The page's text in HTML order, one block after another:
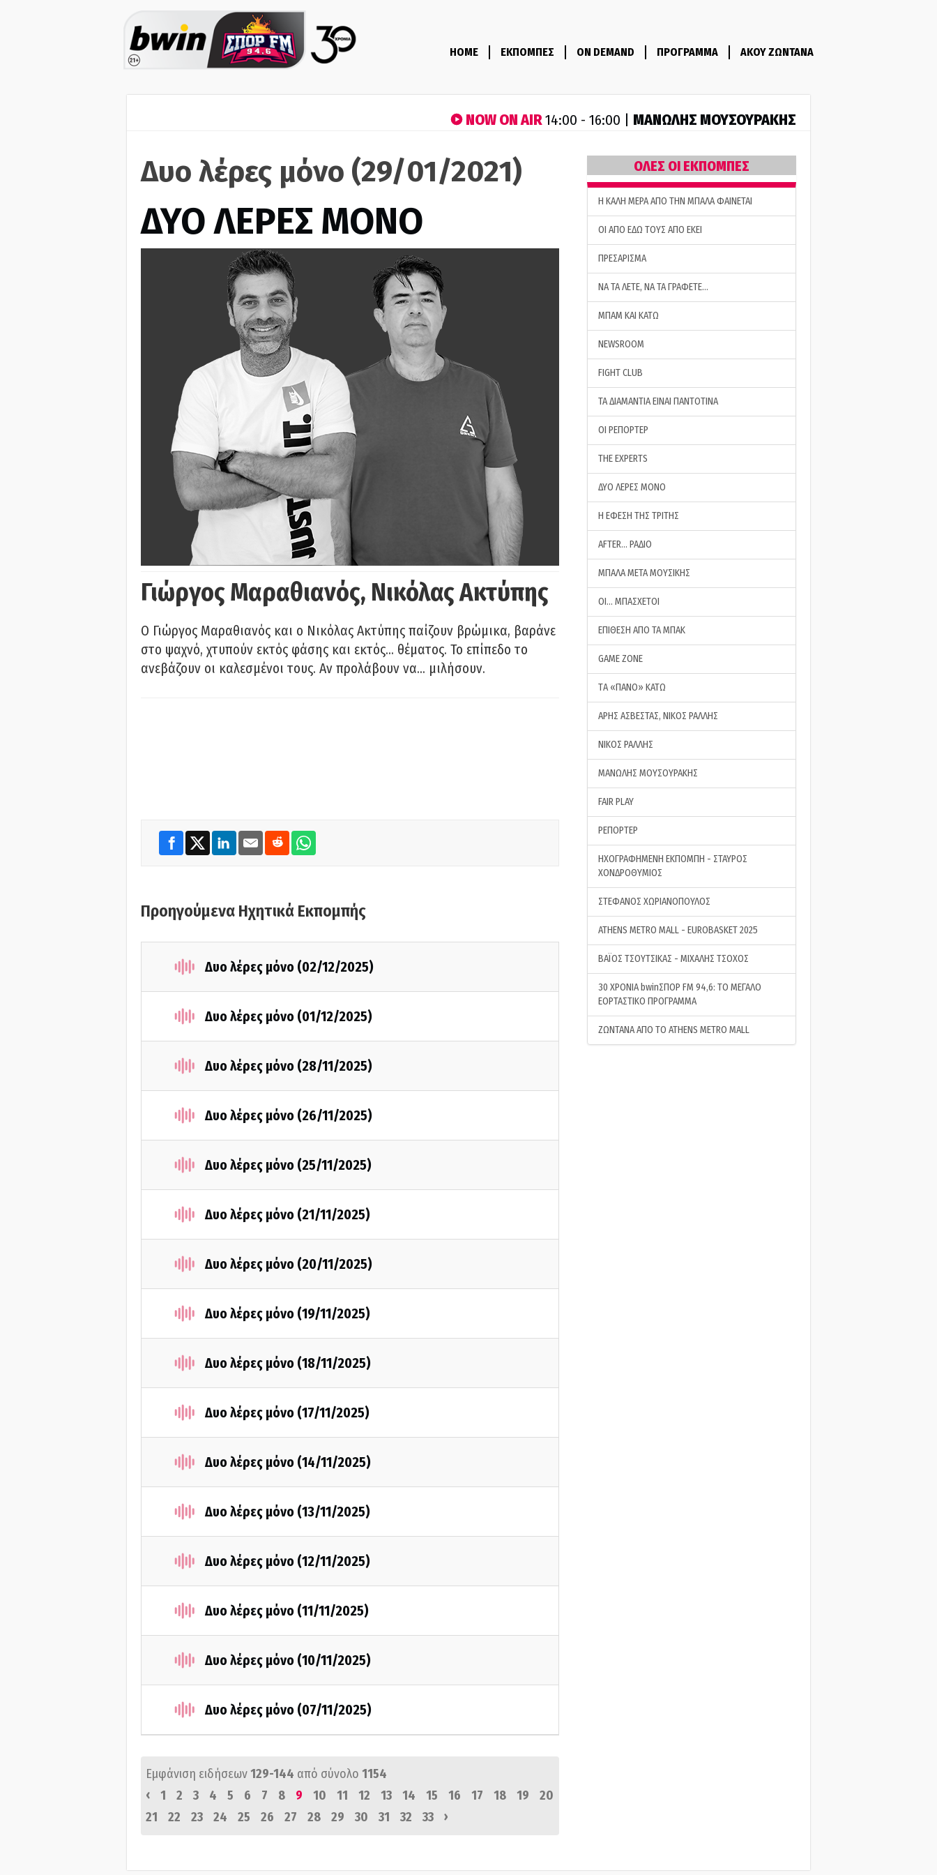
HOME ΕΚΠΟΜΠΕΣ ON DEMAND ΠΡΟΓΡΑΜΜΑ ΑΚΟΥ ΖΩΝΤΑΝΑ
NOW ON AIR14:00 - 16:00 | ΜΑΝΩΛΗΣ ΜΟΥΣΟΥΡΑΚΗΣ
Δυο λέρες μόνο (29/01/2021)
ΔΥΟ ΛΕΡΕΣ ΜΟΝΟ
Γιώργος Μαραθιανός, Νικόλας Ακτύπης
Ο Γιώργος Μαραθιανός και ο Νικόλας Ακτύπης παίζουν βρώμικα, βαράνε
στο ψαχνό, χτυπούν εκτός φάσης και εκτός… θέματος. Το επίπεδο το
ανεβάζουν οι καλεσμένοι τους. Αν προλάβουν να… μιλήσουν.
Προηγούμενα Ηχητικά Εκπομπής
Δυο λέρες μόνο (02/12/2025)
Δυο λέρες μόνο (01/12/2025)
Δυο λέρες μόνο (28/11/2025)
Δυο λέρες μόνο (26/11/2025)
Δυο λέρες μόνο (25/11/2025)
Δυο λέρες μόνο (21/11/2025)
Δυο λέρες μόνο (20/11/2025)
Δυο λέρες μόνο (19/11/2025)
Δυο λέρες μόνο (18/11/2025)
Δυο λέρες μόνο (17/11/2025)
Δυο λέρες μόνο (14/11/2025)
Δυο λέρες μόνο (13/11/2025)
Δυο λέρες μόνο (12/11/2025)
Δυο λέρες μόνο (11/11/2025)
Δυο λέρες μόνο (10/11/2025)
Δυο λέρες μόνο (07/11/2025)
Εμφάνιση ειδήσεων129-144 από σύνολο 1154
‹
1 2 3 4 5 6 7 8 9 10 11 12 13 14 15 16 17 18 19
20
21
22 23 24 25 26 27 28 29 30 31 32 33 ›
ΟΛΕΣ ΟΙ ΕΚΠΟΜΠΕΣ
H ΚΑΛΗ ΜΕΡΑ ΑΠΟ ΤΗΝ ΜΠΑΛΑ ΦΑΙΝΕΤΑΙ
ΟΙ ΑΠΟ ΕΔΩ ΤΟΥΣ ΑΠΟ ΕΚΕΙ
ΠΡΕΣΑΡΙΣΜΑ
ΝΑ ΤΑ ΛΕΤΕ, ΝΑ ΤΑ ΓΡΑΦΕΤΕ…
ΜΠΑΜ ΚΑΙ ΚΑΤΩ
NEWSROOM
FIGHT CLUB
ΤΑ ΔΙΑΜΑΝΤΙΑ ΕΙΝΑΙ ΠΑΝΤΟΤΙΝΑ
ΟΙ ΡΕΠΟΡΤΕΡ
THE EXPERTS
ΔΥΟ ΛΕΡΕΣ ΜΟΝΟ
Η ΕΦΕΣΗ ΤΗΣ ΤΡΙΤΗΣ
AFTER… ΡΑΔΙΟ
ΜΠΑΛΑ ΜΕΤΑ ΜΟΥΣΙΚΗΣ
ΟΙ… ΜΠΑΣΧΕΤΟΙ
ΕΠΙΘΕΣΗ ΑΠΟ ΤΑ ΜΠΑΚ
GAME ZONE
ΤA «ΠΑΝΟ» ΚΑΤΩ
ΑΡΗΣ ΑΣΒΕΣΤΑΣ, ΝΙΚΟΣ ΡΑΛΛΗΣ
ΝΙΚΟΣ ΡΑΛΛΗΣ
ΜΑΝΩΛΗΣ ΜΟΥΣΟΥΡΑΚΗΣ
FAIR PLAY
ΡΕΠΟΡΤΕΡ
ΗΧΟΓΡΑΦΗΜΕΝΗ ΕΚΠΟΜΠΗ - ΣΤΑΥΡΟΣ
ΧΟΝΔΡΟΘΥΜΙΟΣ
ΣΤΕΦΑΝΟΣ ΧΩΡΙΑΝΟΠΟΥΛΟΣ
ATHENS METRO MALL - EUROBASKET 2025
ΒΑΪΟΣ ΤΣΟΥΤΣΙΚΑΣ - ΜΙΧΑΛΗΣ ΤΣΟΧΟΣ
30 ΧΡΟΝΙΑ bwinΣΠΟΡ FM 94,6: ΤΟ ΜΕΓΑΛΟ
ΕΟΡΤΑΣΤΙΚΟ ΠΡΟΓΡΑΜΜΑ
ΖΩΝΤΑΝΑ ΑΠΟ ΤΟ ATHENS METRO MALL